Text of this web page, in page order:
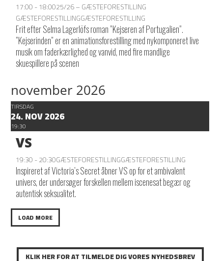
17:00 - 18:0025/26 – GÆSTEFORESTILLING
GÆSTEFORESTILLINGGÆSTEFORESTILLING
Frit efter Selma Lagerlöfs roman ”Kejseren af Portugalien”.
”Kejserinden” er en animationsforestilling med nykomponeret live
musik om faderkærlighed og vanvid, med fire mandlige
skuespillere på scenen
november 2026
TIRSDAG
24. NOV 2026
19:30
VS
19:30 - 20:30GÆSTEFORESTILLINGGÆSTEFORESTILLING
Inspireret af Victoria’s Secret åbner VS op for et ambivalent
univers, der undersøger forskellen mellem iscenesat begær og
autentisk seksualitet.
LOAD MORE
KLIK HER FOR AT TILMELDE DIG VORES NYHEDSBREV